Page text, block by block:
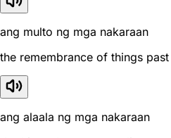
ang multo ng mga nakaraan
the remembrance of things past
ang alaala ng mga nakaraan